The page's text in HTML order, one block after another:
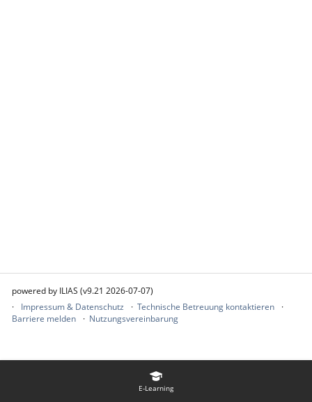
E-Learning
powered by ILIAS (v9.21 2026-07-07)
Impressum & Datenschutz
Technische Betreuung kontaktieren
Barriere melden
Nutzungsvereinbarung